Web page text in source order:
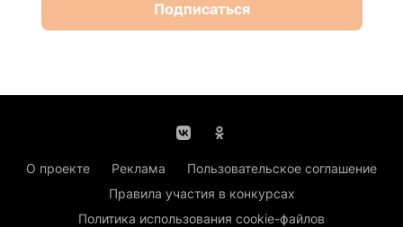
Подписаться
О проекте Реклама
Пользовательское соглашение
Правила участия в конкурсах
Политика использования cookie-файлов